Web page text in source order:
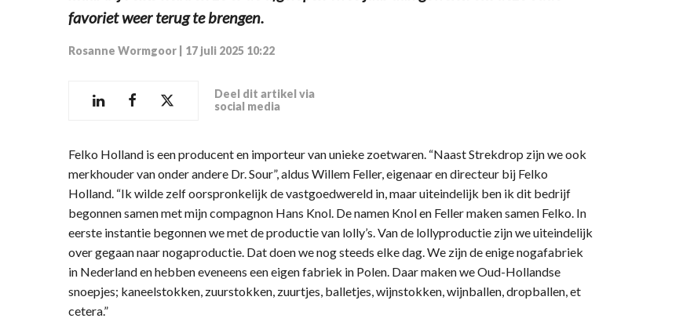
favoriet weer terug te brengen.
Rosanne Wormgoor 17 juli 2025 10:22
Deel dit artikel via
social media
Felko Holland is een producent en importeur van unieke zoetwaren. “Naast Strekdrop zijn we ook
merkhouder van onder andere Dr. Sour”, aldus Willem Feller, eigenaar en directeur bij Felko
Holland. “Ik wilde zelf oorspronkelijk de vastgoedwereld in, maar uiteindelijk ben ik dit bedrijf
begonnen samen met mijn compagnon Hans Knol. De namen Knol en Feller maken samen Felko. In
eerste instantie begonnen we met de productie van lolly’s. Van de lollyproductie zijn we uiteindelijk
over gegaan naar nogaproductie. Dat doen we nog steeds elke dag. We zijn de enige nogafabriek
in Nederland en hebben eveneens een eigen fabriek in Polen. Daar maken we Oud-Hollandse
snoepjes; kaneelstokken, zuurstokken, zuurtjes, balletjes, wijnstokken, wijnballen, dropballen, et
cetera.”